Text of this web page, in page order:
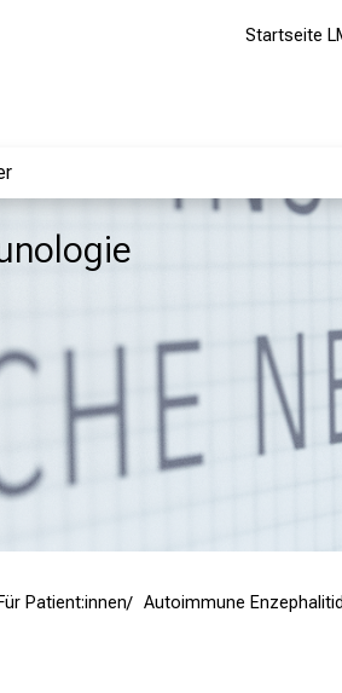
Startseite
Patient:innen Autoimmune